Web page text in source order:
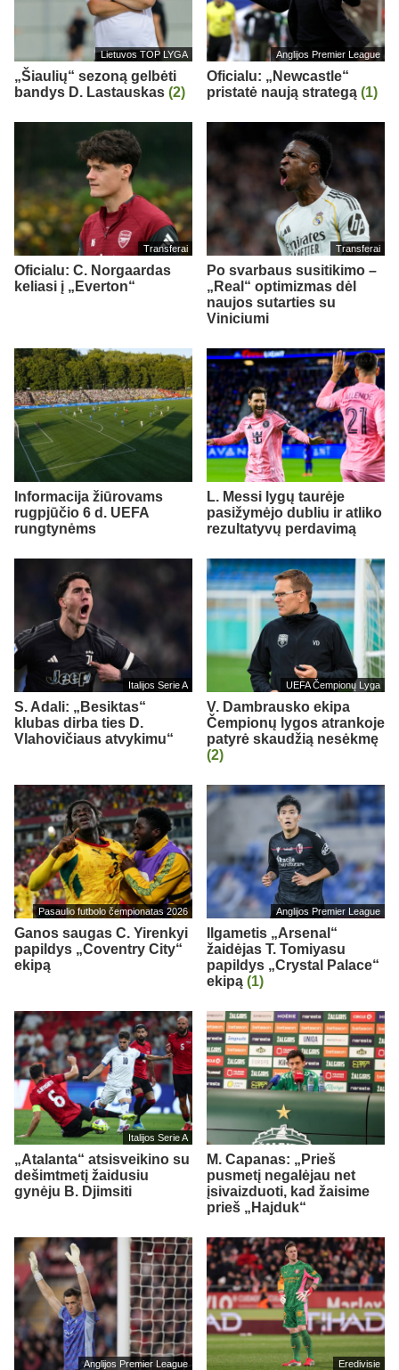
Lietuvos TOP LYGA
„Šiaulių“ sezoną gelbėti
bandys D. Lastauskas (2)
Anglijos Premier League
Oficialu: „Newcastle“
pristatė naują strategą (1)
Transferai
Oficialu: C. Norgaardas
keliasi į „Everton“
Transferai
Po svarbaus susitikimo –
„Real“ optimizmas dėl
naujos sutarties su
Viniciumi
Informacija žiūrovams
rugpjūčio 6 d. UEFA
rungtynėms
L. Messi lygų taurėje
pasižymėjo dubliu ir atliko
rezultatyvų perdavimą
Italijos Serie A
S. Adali: „Besiktas“
klubas dirba ties D.
Vlahovičiaus atvykimu“
UEFA Čempionų Lyga
V. Dambrausko ekipa
Čempionų lygos atrankoje
patyrė skaudžią nesėkmę
(2)
Pasaulio futbolo čempionatas 2026
Ganos saugas C. Yirenkyi
papildys „Coventry City“
ekipą
Anglijos Premier League
Ilgametis „Arsenal“
žaidėjas T. Tomiyasu
papildys „Crystal Palace“
ekipą (1)
Italijos Serie A
„Atalanta“ atsisveikino su
dešimtmetį žaidusiu
gynėju B. Djimsiti
M. Capanas: „Prieš
pusmetį negalėjau net
įsivaizduoti, kad žaisime
prieš „Hajduk“
Anglijos Premier League Eredivisie